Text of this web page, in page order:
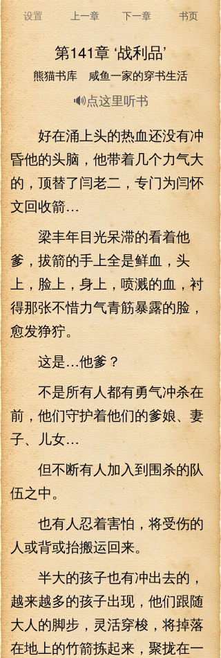
设置 上一章 下一章 书页
第141章 ‘战利品’
熊猫书库 咸鱼一家的穿书生活
🔊点这里听书
好在涌上头的热血还没有冲
昏他的头脑，他带着几个力气大
的，顶替了闫老二，专门为闫怀
文回收箭…
梁丰年目光呆滞的看着他
爹，拔箭的手上全是鲜血，头
上，脸上，身上，喷溅的血，衬
得那张不惜力气青筋暴露的脸，
愈发狰狞。
这是…他爹？
不是所有人都有勇气冲杀在
前，他们守护着他们的爹娘、妻
子、儿女…
但不断有人加入到围杀的队
伍之中。
也有人忍着害怕，将受伤的
人或背或抬搬运回来。
半大的孩子也有冲出去的，
越来越多的孩子出现，他们跟随
大人的脚步，灵活穿梭，将掉落
在地上的竹箭拣起来，聚拢在一